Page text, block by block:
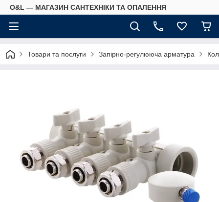
O&L — МАГАЗИН САНТЕХНІКИ ТА ОПАЛЕННЯ
Товари та послуги Запірно-регулююча арматура